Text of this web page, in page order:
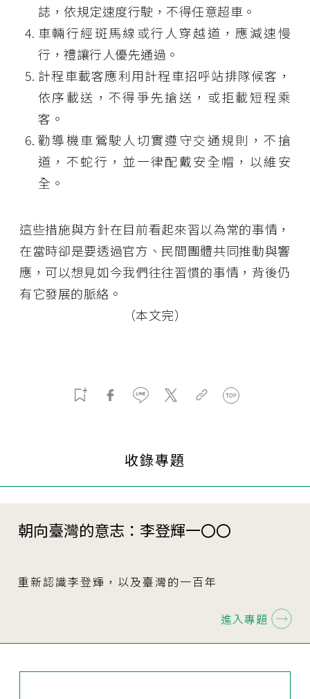
誌，依規定速度行駛，不得任意超車。
車輛行經斑馬線或行人穿越道，應減速慢
行，禮讓行人優先通過。
計程車載客應利用計程車招呼站排隊候客，
依序載送，不得爭先搶送，或拒載短程乘
客。
勸導機車鶯駛人切實遵守交通規則，不搶
道，不蛇行，並一律配戴安全帽，以維安
全。
這些措施與方針在目前看起來習以為常的事情，
在當時卻是要透過官方、民間團體共同推動與響
應，可以想見如今我們往往習慣的事情，背後仍
有它發展的脈絡。
（本文完）
收錄專題
朝向臺灣的意志：李登輝一〇〇
重新認識李登輝，以及臺灣的一百年
進入專題